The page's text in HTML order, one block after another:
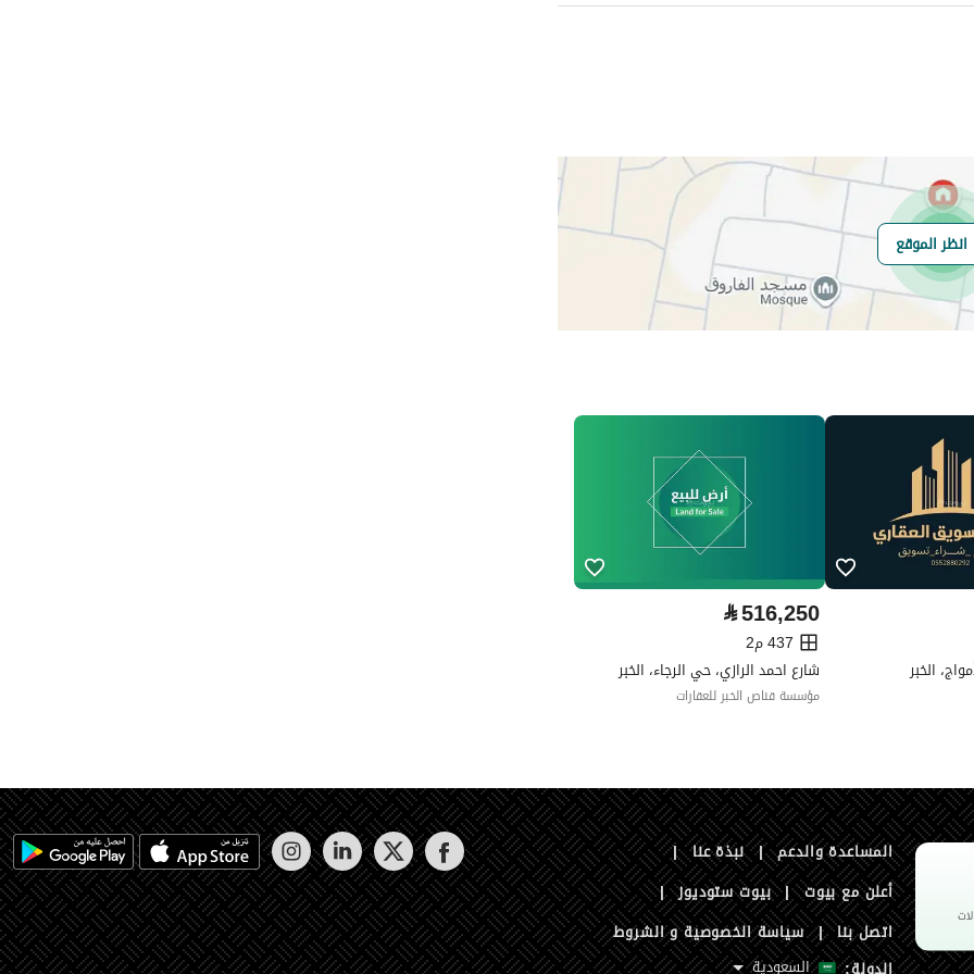
،أخرى
هل يوجد اي التزام
على العقار ؟
مطابقة لكود البناء -
العقار مرهون
لا
العقار مقيد
رقم الأرض
338 / 1
ملاحظات
انظر الموقع
⃁516,250
437 م2
شارع احمد الرازي، حي الرجاء، الخبر
مؤسسة قناص الخبر للعقارات
المساعدة والدعم | نبذة عنا |
أعلن مع بيوت | بيوت ستوديوز |
اتصل بنا | سياسة الخصوصية و الشروط
السعودية